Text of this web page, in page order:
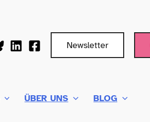
Newsletter
ÜBER UNS BLOG